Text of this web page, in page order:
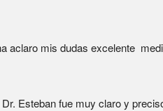
aclaro mis dudas excelente
Esteban fue muy claro y